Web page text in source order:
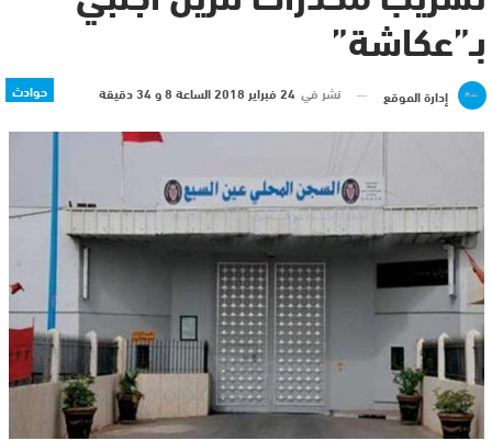
بـ”عكاشة”
حوادث إدارة الموقع نشر في 24 فبراير 2018 الساعة 8 و 34 دقيقة